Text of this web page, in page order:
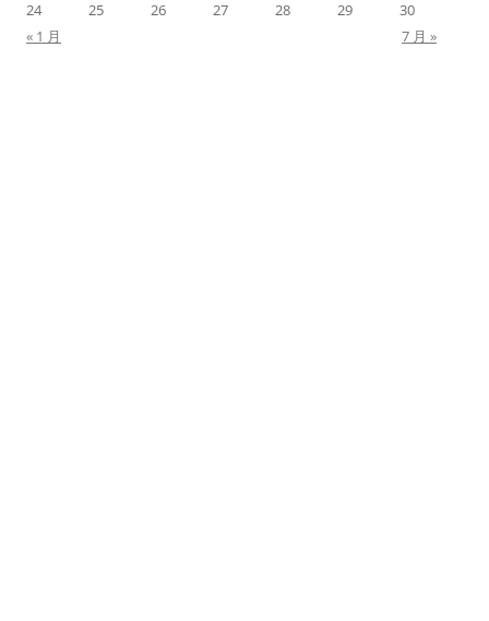
24
25 26 27 28 29
30
« 1 月
7 月 »